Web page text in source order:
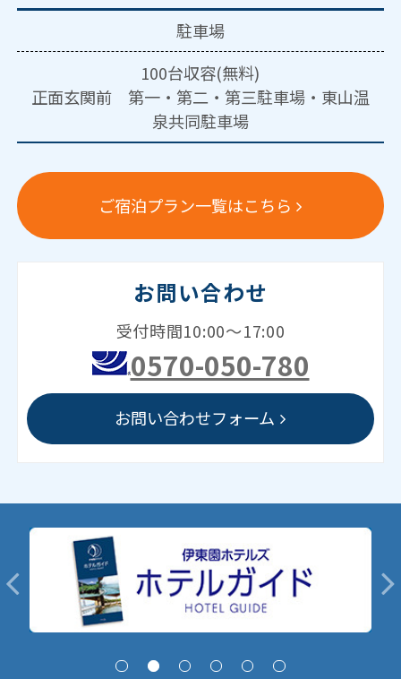
駐車場
100台収容(無料)
正面玄関前 第一・第二・第三駐車場・東山温
泉共同駐車場
ご宿泊プラン一覧はこちら
お問い合わせ
受付時間10:00～17:00
0570-050-780
お問い合わせフォーム